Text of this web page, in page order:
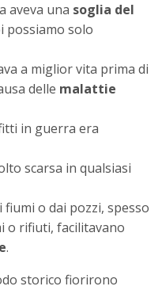
aveva una soglia del
possiamo solo
a miglior vita prima di
delle malattie
in guerra era
scarsa in qualsiasi
fiumi o dai pozzi, spesso
o rifiuti, facilitavano
.
storico fiorirono